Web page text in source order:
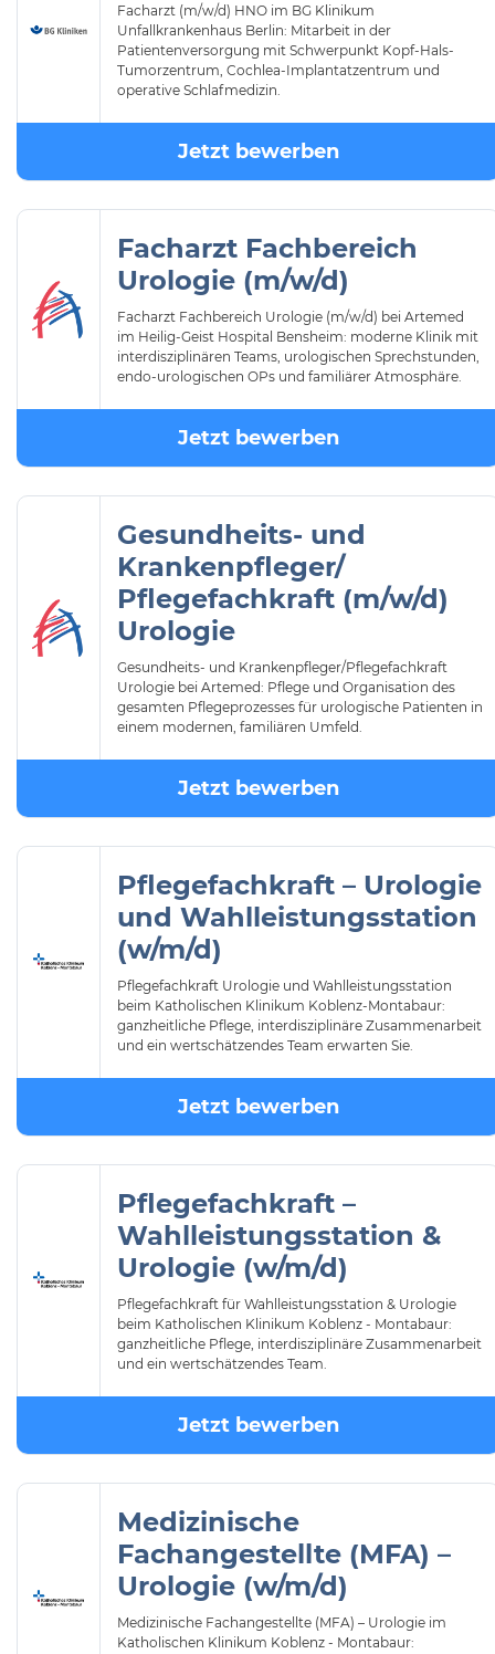
Facharzt (m/w/d) HNO im BG Klinikum
Unfallkrankenhaus Berlin: Mitarbeit in der
Patientenversorgung mit Schwerpunkt Kopf-Hals-
Tumorzentrum, Cochlea-Implantatzentrum und
operative Schlafmedizin.
Jetzt bewerben
Facharzt Fachbereich
Urologie (m/w/d)
Facharzt Fachbereich Urologie (m/w/d) bei Artemed
im Heilig-Geist Hospital Bensheim: moderne Klinik mit
interdisziplinären Teams, urologischen Sprechstunden,
endo-urologischen OPs und familiärer Atmosphäre.
Jetzt bewerben
Gesundheits- und
Krankenpfleger/
Pflegefachkraft (m/w/d)
Urologie
Gesundheits- und Krankenpfleger/Pflegefachkraft
Urologie bei Artemed: Pflege und Organisation des
gesamten Pflegeprozesses für urologische Patienten in
einem modernen, familiären Umfeld.
Jetzt bewerben
Pflegefachkraft – Urologie
und Wahlleistungsstation
(w/m/d)
Pflegefachkraft Urologie und Wahlleistungsstation
beim Katholischen Klinikum Koblenz-Montabaur:
ganzheitliche Pflege, interdisziplinäre Zusammenarbeit
und ein wertschätzendes Team erwarten Sie.
Jetzt bewerben
Pflegefachkraft –
Wahlleistungsstation &
Urologie (w/m/d)
Pflegefachkraft für Wahlleistungsstation & Urologie
beim Katholischen Klinikum Koblenz - Montabaur:
ganzheitliche Pflege, interdisziplinäre Zusammenarbeit
und ein wertschätzendes Team.
Jetzt bewerben
Medizinische
Fachangestellte (MFA) –
Urologie (w/m/d)
Medizinische Fachangestellte (MFA) – Urologie im
Katholischen Klinikum Koblenz - Montabaur: